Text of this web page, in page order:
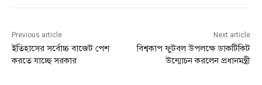
Previous article
ইতিহাসের সর্বোচ্চ বাজেট পেশ
করতে যাচ্ছে সরকার
Next article
বিশ্বকাপ ফুটবল উপলক্ষে ডাকটিকিট
উন্মোচন করলেন প্রধানমন্ত্রী